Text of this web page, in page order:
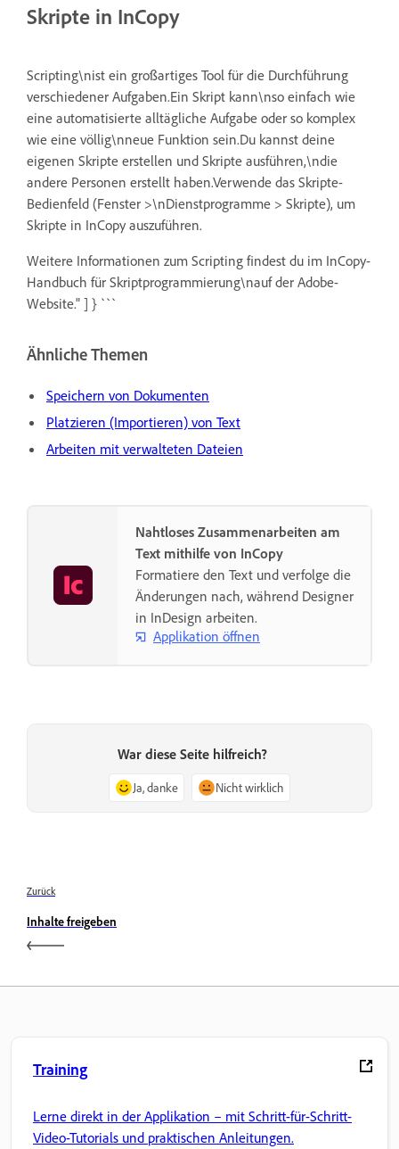
Skripte in InCopy
Scripting\nist ein großartiges Tool für die Durchführung
verschiedener Aufgaben.Ein Skript kann\nso einfach wie
eine automatisierte alltägliche Aufgabe oder so komplex
wie eine völlig\nneue Funktion sein.Du kannst deine
eigenen Skripte erstellen und Skripte ausführen,\ndie
andere Personen erstellt haben.Verwende das Skripte-
Bedienfeld (Fenster >\nDienstprogramme > Skripte), um
Skripte in InCopy auszuführen.
Weitere Informationen zum Scripting findest du im InCopy-
Handbuch für Skriptprogrammierung\nauf der Adobe-
Website." ] } ```
Ähnliche Themen
Speichern von Dokumenten
Platzieren (Importieren) von Text
Arbeiten mit verwalteten Dateien
Nahtloses Zusammenarbeiten am
Text mithilfe von InCopy
Formatiere den Text und verfolge die
Änderungen nach, während Designer
in InDesign arbeiten.
Applikation öffnen
War diese Seite hilfreich?
Ja, danke Nicht wirklich
Zurück
Inhalte freigeben
Training
Lerne direkt in der Applikation – mit Schritt-für-Schritt-
Video-Tutorials und praktischen Anleitungen.